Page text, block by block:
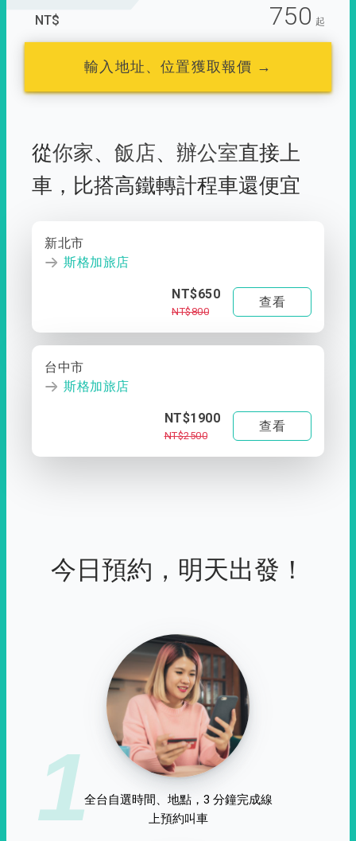
NT$ 750 起
輸入地址、位置獲取報價 →
從你家、 飯店、 辦公室直接上
車， 比搭高鐵轉計程車還便宜
新北市
斯格加旅店
NT$650
NT$800
查看
台中市
斯格加旅店
NT$1900
NT$2500
查看
今日預約，明天出發！
1全台自選時間、地點，3 分鐘完成線
上預約叫車